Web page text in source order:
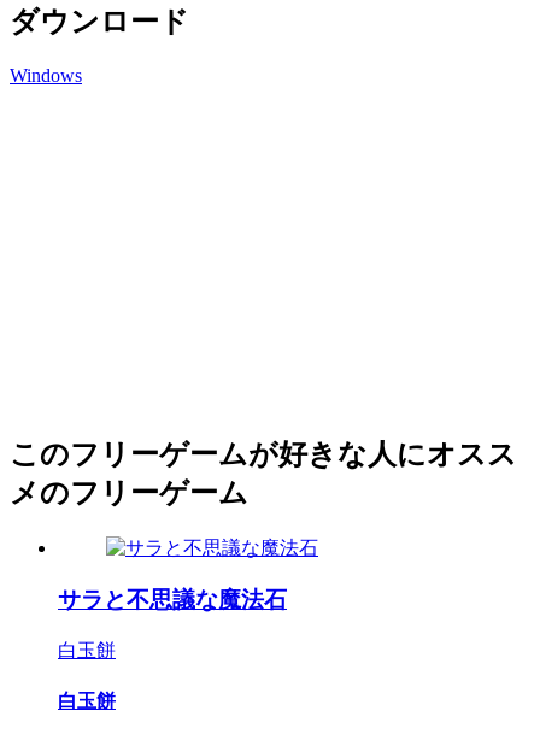
ダウンロード
Windows
このフリーゲームが好きな人にオスス
メのフリーゲーム
サラと不思議な魔法石
白玉餅
白玉餅